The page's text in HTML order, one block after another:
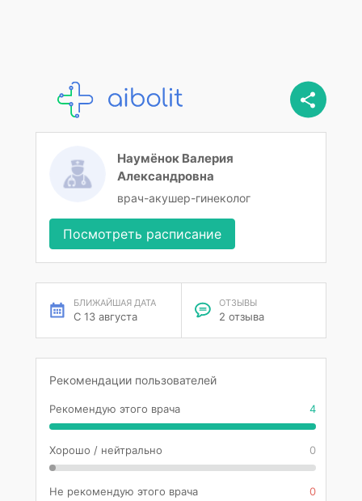
Наумёнок Валерия
Александровна
врач-акушер-гинеколог
Посмотреть расписание
БЛИЖАЙШАЯ ДАТА
С 13 августа
ОТЗЫВЫ
2 отзыва
Рекомендации пользователей
Рекомендую этого врача 4
Хорошо / нейтрально 0
Не рекомендую этого врача 0